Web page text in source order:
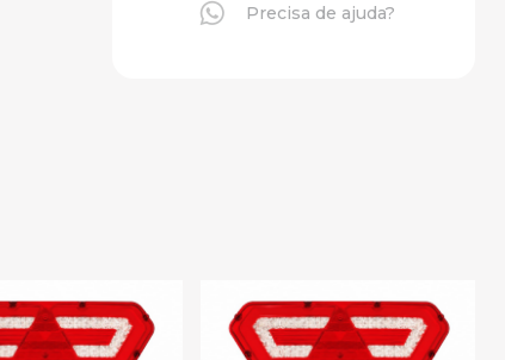
Precisa de ajuda?